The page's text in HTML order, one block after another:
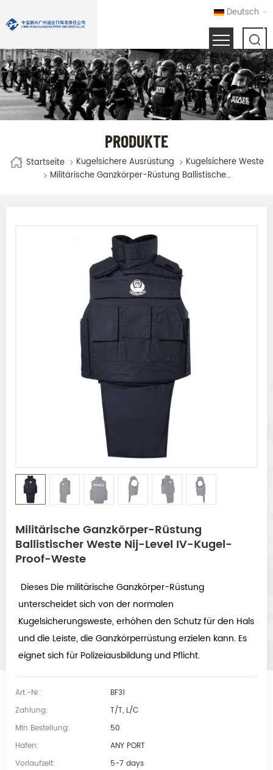
Deutsch
PRODUKTE
Startseite Kugelsichere Ausrüstung
Kugelsichere Weste
Militärische Ganzkörper-Rüstung Ballistischer Weste Nij-Level IV-Kugel-Proof-Weste
Militärische Ganzkörper-Rüstung
Ballistischer Weste Nij-Level IV-Kugel-
Proof-Weste
unterscheidet sich von der normalen
Kugelsicherungsweste, erhöhen den Schutz für den Hals
und die Leiste, die Ganzkörperrüstung erzielen kann. Es
eignet sich für Polizeiausbildung und Pflicht.
Art.-Nr.:
BF31
Zahlung:
T/T, L/C
Min Bestellung:
50
Hafen:
ANY PORT
Vorlaufzeit:
5-7 days